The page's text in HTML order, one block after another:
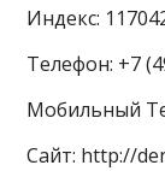
Индекс:
Телефон: +7
Мобильный
Сайт: http://